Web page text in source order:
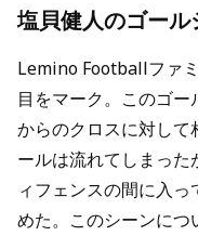
塩貝健人のゴー
Lemino Footballファ
目をマーク。このゴ
からのクロスに対し
ールは流れてしまっ
ィフェンスの間に入
めた。このシーンに